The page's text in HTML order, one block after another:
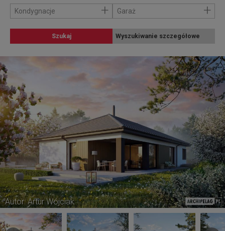
Kondygnacje + Garaż +
Szukaj Wyszukiwanie szczegółowe
Autor: Artur Wójciak